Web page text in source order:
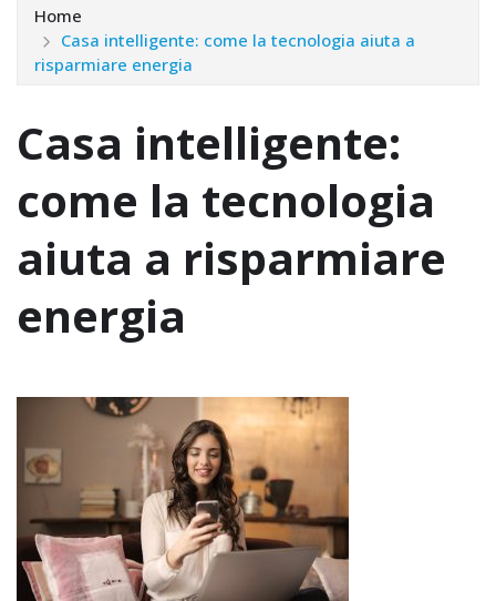
Home
Casa intelligente: come la tecnologia aiuta a
risparmiare energia
Casa intelligente:
come la tecnologia
aiuta a risparmiare
energia